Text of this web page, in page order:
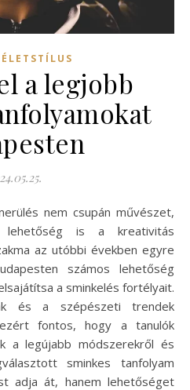
ÉLETSTÍLUS
a legjobb
lehetőség is a kreativitás
az utóbbi években egyre
számos lehetőség
a sminkelés fortélyait.
és a szépészeti trendek
fontos, hogy a tanulók
a legújabb módszerekről és
sminkes tanfolyam
adja át, hanem lehetőséget